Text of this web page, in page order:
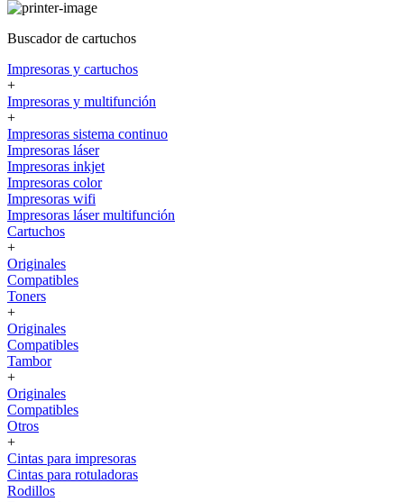
Buscador de cartuchos
Impresoras y cartuchos
+
Impresoras y multifunción
+
Impresoras sistema continuo
Impresoras láser
Impresoras inkjet
Impresoras color
Impresoras wifi
Impresoras láser multifunción
Cartuchos
+
Originales
Compatibles
Toners
+
Originales
Compatibles
Tambor
+
Originales
Compatibles
Otros
+
Cintas para impresoras
Cintas para rotuladoras
Rodillos